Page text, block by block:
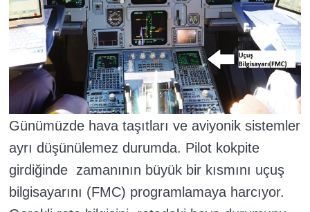
Günümüzde hava taşıtları ve aviyonik sistemler
ayrı düşünülemez durumda. Pilot kokpite
girdiğinde zamanının büyük bir kısmını uçuş
bilgisayarını (FMC) programlamaya harcıyor.